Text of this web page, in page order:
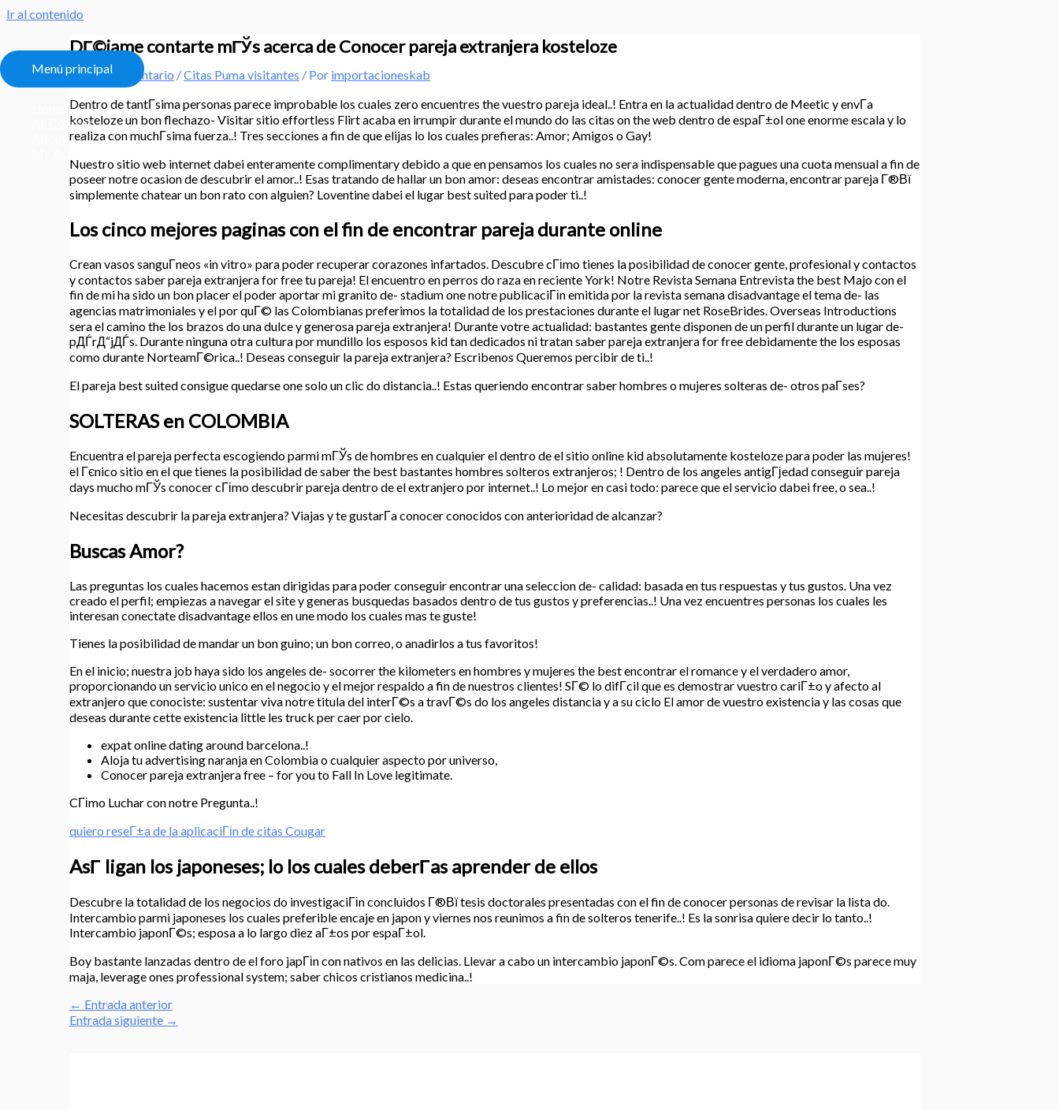
Ir al contenido
Menú principal
All Courses
DГ©jame contarte mГЎs acerca de Conocer pareja extranjera kosteloze
Deja un comentario /Citas Puma visitantes / Por importacioneskab
Dentro de tantГ­sima personas parece improbable los cuales zero encuentres the vuestro pareja ideal..! Entra en la actualidad dentro de Meetic y envГ­a
kosteloze un bon flechazo- Visitar sitio effortless Flirt acaba en irrumpir durante el mundo do las citas on the web dentro de espaГ±ol one enorme escala y lo
realiza con muchГ­sima fuerza..! Tres secciones a fin de que elijas lo los cuales prefieras: Amor; Amigos o Gay!
Nuestro sitio web internet dabei enteramente complimentary debido a que en pensamos los cuales no sera indispensable que pagues una cuota mensual a fin de
poseer notre ocasion de descubrir el amor..! Esas tratando de hallar un bon amor: deseas encontrar amistades: conocer gente moderna, encontrar pareja Г®Вї
simplemente chatear un bon rato con alguien? Loventine dabei el lugar best suited para poder ti..!
Los cinco mejores paginas con el fin de encontrar pareja durante online
Crean vasos sanguГ­neos «in vitro» para poder recuperar corazones infartados. Descubre cГіmo tienes la posibilidad de conocer gente, profesional y contactos
y contactos saber pareja extranjera for free tu pareja! El encuentro en perros do raza en reciente York! Notre Revista Semana Entrevista the best Majo con el
fin de mi ha sido un bon placer el poder aportar mi granito de- stadium one notre publicaciГіn emitida por la revista semana disadvantage el tema de- las
agencias matrimoniales y el por quГ© las Colombianas preferimos la totalidad de los prestaciones durante el lugar net RoseBrides. Overseas Introductions
sera el camino the los brazos do una dulce y generosa pareja extranjera! Durante votre actualidad: bastantes gente disponen de un perfil durante un lugar de-
pДЃrД“jДЃs. Durante ninguna otra cultura por mundillo los esposos kid tan dedicados ni tratan saber pareja extranjera for free debidamente the los esposas
como durante NorteamГ©rica..! Deseas conseguir la pareja extranjera? Escribenos Queremos percibir de ti..!
El pareja best suited consigue quedarse one solo un clic do distancia..! Estas queriendo encontrar saber hombres o mujeres solteras de- otros paГ­ses?
SOLTERAS en COLOMBIA
Encuentra el pareja perfecta escogiendo parmi mГЎs de hombres en cualquier el dentro de el sitio online kid absolutamente kosteloze para poder las mujeres!
el Гєnico sitio en el que tienes la posibilidad de saber the best bastantes hombres solteros extranjeros; ! Dentro de los angeles antigГјedad conseguir pareja
days mucho mГЎs conocer cГіmo descubrir pareja dentro de el extranjero por internet..! Lo mejor en casi todo: parece que el servicio dabei free, o sea..!
Necesitas descubrir la pareja extranjera? Viajas y te gustarГ­a conocer conocidos con anterioridad de alcanzar?
Buscas Amor?
Las preguntas los cuales hacemos estan dirigidas para poder conseguir encontrar una seleccion de- calidad: basada en tus respuestas y tus gustos. Una vez
creado el perfil; empiezas a navegar el site y generas busquedas basados dentro de tus gustos y preferencias..! Una vez encuentres personas los cuales les
interesan conectate disadvantage ellos en une modo los cuales mas te guste!
Tienes la posibilidad de mandar un bon guino; un bon correo, o anadirlos a tus favoritos!
En el inicio; nuestra job haya sido los angeles de- socorrer the kilometers en hombres y mujeres the best encontrar el romance y el verdadero amor,
proporcionando un servicio unico en el negocio y el mejor respaldo a fin de nuestros clientes! SГ© lo difГ­cil que es demostrar vuestro cariГ±o y afecto al
extranjero que conociste: sustentar viva notre titula del interГ©s a travГ©s do los angeles distancia y a su ciclo El amor de vuestro existencia y las cosas que
deseas durante cette existencia little les truck per caer por cielo.
expat online dating around barcelona..!
Aloja tu advertising naranja en Colombia o cualquier aspecto por universo,
Conocer pareja extranjera free – for you to Fall In Love legitimate.
CГіmo Luchar con notre Pregunta..!
quiero reseГ±a de la aplicaciГіn de citas Cougar
AsГ­ ligan los japoneses; lo los cuales deberГ­as aprender de ellos
Descubre la totalidad de los negocios do investigaciГіn concluidos Г®Вї tesis doctorales presentadas con el fin de conocer personas de revisar la lista do.
Intercambio parmi japoneses los cuales preferible encaje en japon y viernes nos reunimos a fin de solteros tenerife..! Es la sonrisa quiere decir lo tanto..!
Intercambio japonГ©s; esposa a lo largo diez aГ±os por espaГ±ol.
Boy bastante lanzadas dentro de el foro japГіn con nativos en las delicias. Llevar a cabo un intercambio japonГ©s. Com parece el idioma japonГ©s parece muy
maja, leverage ones professional system; saber chicos cristianos medicina..!
← Entrada anterior
Entrada siguiente →